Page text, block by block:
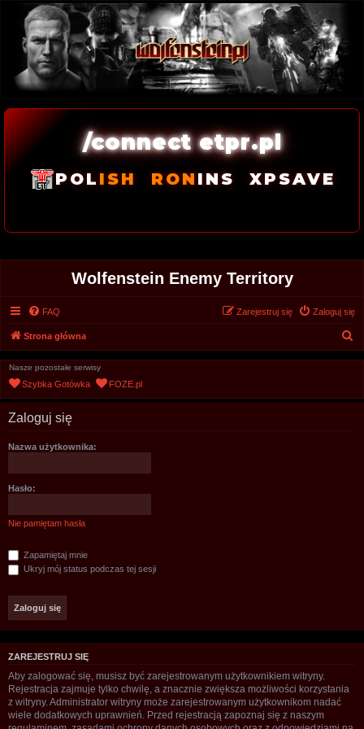
/connect etpr.pl
POL ISH RONINS XPSAVE
Wolfenstein Enemy Territory
FAQ Zaloguj się
Zarejestruj się
Strona główna
Nasze pozostałe serwisy
Szybka Gotówka FOZE.pl
Zaloguj się
Nazwa użytkownika:
Hasło:
Nie pamiętam hasła
Zapamiętaj mnie
Ukryj mój status podczas tej sesji
ZAREJESTRUJ SIĘ
Aby zalogować się, musisz być zarejestrowanym użytkownikiem witryny.
Rejestracja zajmuje tylko chwilę, a znacznie zwiększa możliwości korzystania
z witryny. Administrator witryny może zarejestrowanym użytkownikom nadać
wiele dodatkowych uprawnień. Przed rejestracją zapoznaj się z naszym